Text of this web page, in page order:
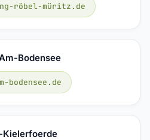
röbel-müritz.de
Bodensee
bodensee.de
Kielerfoerde